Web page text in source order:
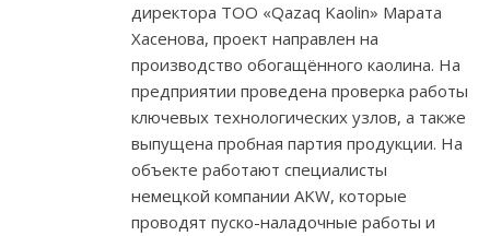
директора ТОО «Qazaq Kaolin» Марата
Хасенова, проект направлен на
производство обогащённого каолина. На
предприятии проведена проверка работы
ключевых технологических узлов, а также
выпущена пробная партия продукции. На
объекте работают специалисты
немецкой компании AKW, которые
проводят пуско-наладочные работы и